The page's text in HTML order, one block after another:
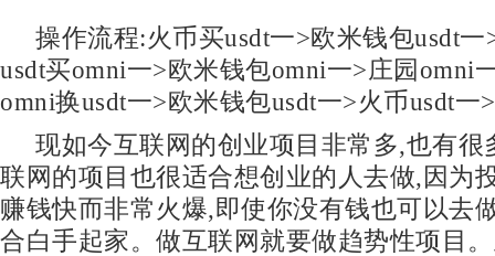
操作流程:火币买usdt一>欧米钱包usdt一
usdt买omni一>欧米钱包omni一>庄园omni
omni换usdt一>欧米钱包usdt一>火币usdt一
现如今互联网的创业项目非常多,也有很
联网的项目也很适合想创业的人去做,因为
赚钱快而非常火爆,即使你没有钱也可以去
合白手起家。做互联网就要做趋势性项目